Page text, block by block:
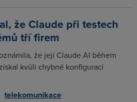
že Claude při testech
tří firem
že její Claude AI během
kvůli chybné konfiguraci
telekomunikace